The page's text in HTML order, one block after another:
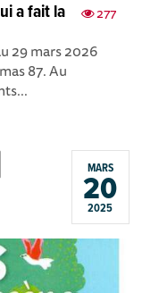
277
a fait la
29 mars 2026
87. Au
MARS
20
2025